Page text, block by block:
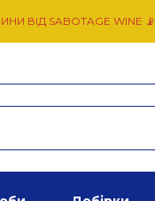
ВІД SABOTAGE WINE 📡